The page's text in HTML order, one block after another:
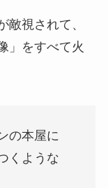
敵視されて、
」をすべて火
の本屋に
くような